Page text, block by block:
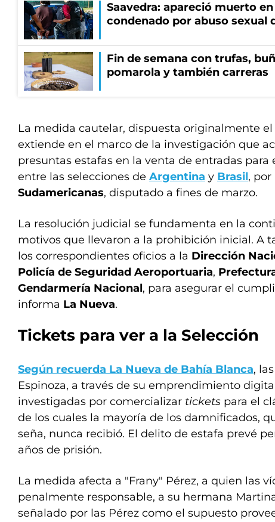
Saavedra: apareció muerto
condenado por abuso sexual
Fin de semana con trufas,
pomarola y también carreras
La medida cautelar, dispuesta originalmente el
extiende en el marco de la investigación que
presuntas estafas en la venta de entradas
entre las selecciones de Argentina y Brasil, por
Sudamericanas, disputado a fines de marzo.
La resolución judicial se fundamenta en la
motivos que llevaron a la prohibición inicial. A
los correspondientes oficios a la Dirección
Policía de Seguridad Aeroportuaria,
Gendarmería Nacional, para asegurar el
informa La Nueva.
Tickets para ver a la Selección
Según recuerda La Nueva de Bahía Blanca,
Espinoza, a través de su emprendimiento
investigadas por comercializar tickets para el
de los cuales la mayoría de los damnificados,
seña, nunca recibió. El delito de estafa prevé
años de prisión.
La medida afecta a "Frany" Pérez, a quien las
penalmente responsable, a su hermana
señalado por las Pérez como el supuesto